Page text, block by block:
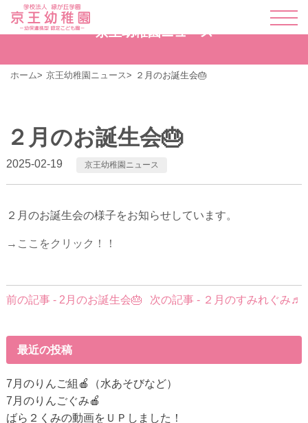
京王幼稚園ニュース
ホーム 京王幼稚園ニュース ２月のお誕生会🎂
２月のお誕生会🎂
2025-02-19 京王幼稚園ニュース
２月のお誕生会の様子をお知らせしています。
→ここをクリック！！
前
事
へ
の
リ
前の記事 - 2月のお誕生会🎂 次の記事 - ２月のすみれぐみ♬
最近の投稿
7月のりんご組🍎（水あそびなど）
7月のりんごぐみ🍎
ばら２くみの動画をＵＰしました！